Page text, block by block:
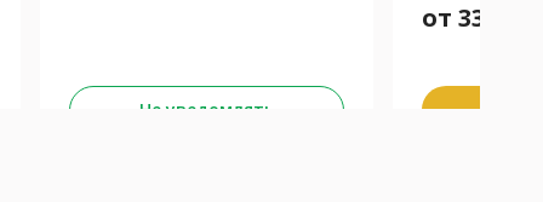
Не уведомлять
от 338